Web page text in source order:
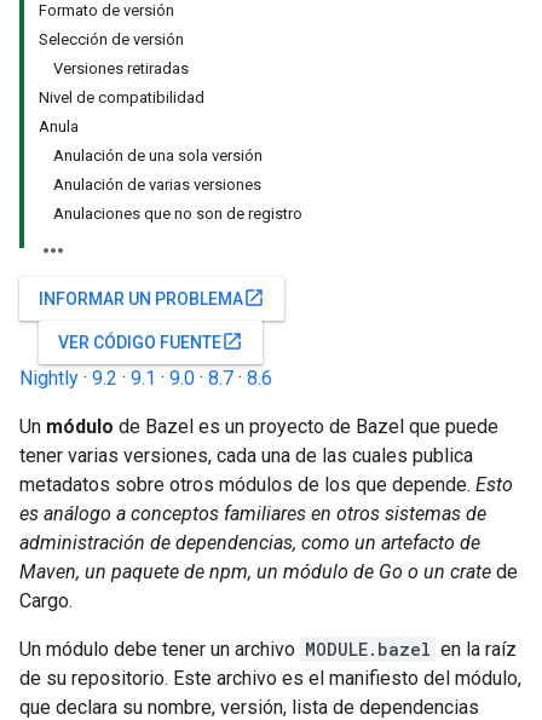
Formato de versión
Selección de versión
Versiones retiradas
Nivel de compatibilidad
Anula
Anulación de una sola versión
Anulación de varias versiones
Anulaciones que no son de registro
INFORMAR UN PROBLEMAopen_in_new
VER CÓDIGO FUENTEopen_in_new
Nightly · 9.2 · 9.1 · 9.0 · 8.7 · 8.6
Un módulo de Bazel es un proyecto de Bazel que puede
tener varias versiones, cada una de las cuales publica
metadatos sobre otros módulos de los que depende. Esto
es análogo a conceptos familiares en otros sistemas de
administración de dependencias, como un artefacto de
Maven, un paquete de npm, un módulo de Go o un crate de
Cargo.
Un módulo debe tener un archivo MODULE.bazel en la raíz
de su repositorio. Este archivo es el manifiesto del módulo,
que declara su nombre, versión, lista de dependencias